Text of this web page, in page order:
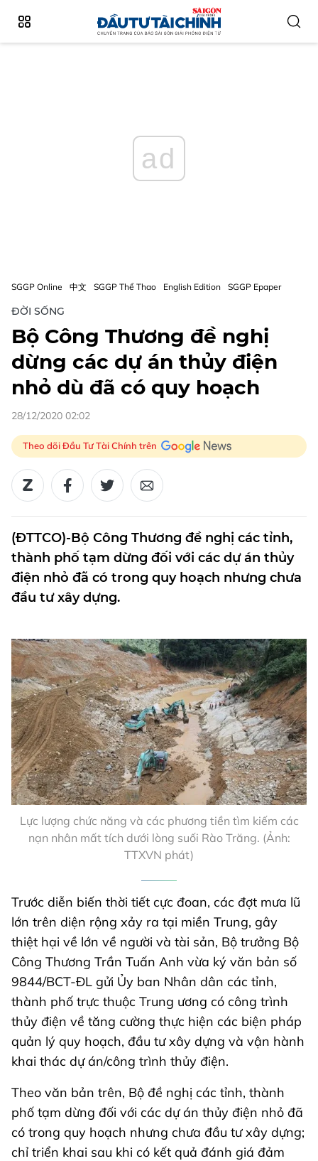
ad
SGGP Online 中文 SGGP Thể Thao English Edition SGGP Epaper
ĐỜI SỐNG
Bộ Công Thương đề nghị
dừng các dự án thủy điện
nhỏ dù đã có quy hoạch
28/12/2020 02:02
Theo dõi Đầu Tư Tài Chính trên
(ĐTTCO)-Bộ Công Thương đề nghị các tỉnh,
thành phố tạm dừng đối với các dự án thủy
điện nhỏ đã có trong quy hoạch nhưng chưa
đầu tư xây dựng.
Lực lượng chức năng và các phương tiền tìm kiếm các
nạn nhân mất tích dưới lòng suối Rào Trăng. (Ảnh:
TTXVN phát)
Trước diễn biến thời tiết cực đoan, các đợt mưa lũ
lớn trên diện rộng xảy ra tại miền Trung, gây
thiệt hại về lớn về người và tài sản, Bộ trưởng Bộ
Công Thương Trần Tuấn Anh vừa ký văn bản số
9844/BCT-ĐL gửi Ủy ban Nhân dân các tỉnh,
thành phố trực thuộc Trung ương có công trình
thủy điện về tăng cường thực hiện các biện pháp
quản lý quy hoạch, đầu tư xây dựng và vận hành
khai thác dự án/công trình thủy điện.
Theo văn bản trên, Bộ đề nghị các tỉnh, thành
phố tạm dừng đối với các dự án thủy điện nhỏ đã
có trong quy hoạch nhưng chưa đầu tư xây dựng;
chỉ triển khai sau khi có kết quả đánh giá đảm